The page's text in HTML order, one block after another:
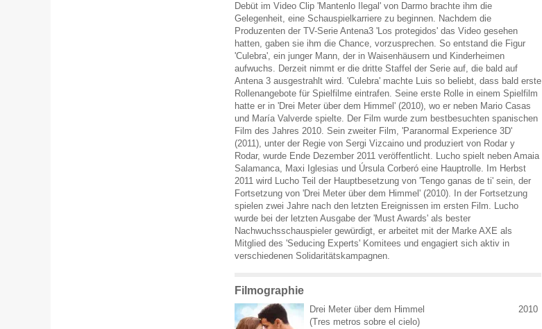
Debüt im Video Clip 'Mantenlo Ilegal' von Darmo brachte ihm die
Gelegenheit, eine Schauspielkarriere zu beginnen. Nachdem die
Produzenten der TV-Serie Antena3 'Los protegidos' das Video gesehen
hatten, gaben sie ihm die Chance, vorzusprechen. So entstand die Figur
'Culebra', ein junger Mann, der in Waisenhäusern und Kinderheimen
aufwuchs. Derzeit nimmt er die dritte Staffel der Serie auf, die bald auf
Antena 3 ausgestrahlt wird. 'Culebra' machte Luis so beliebt, dass bald erste
Rollenangebote für Spielfilme eintrafen. Seine erste Rolle in einem Spielfilm
hatte er in 'Drei Meter über dem Himmel' (2010), wo er neben Mario Casas
und María Valverde spielte. Der Film wurde zum bestbesuchten spanischen
Film des Jahres 2010. Sein zweiter Film, 'Paranormal Experience 3D'
(2011), unter der Regie von Sergi Vizcaino und produziert von Rodar y
Rodar, wurde Ende Dezember 2011 veröffentlicht. Lucho spielt neben Amaia
Salamanca, Maxi Iglesias und Úrsula Corberó eine Hauptrolle. Im Herbst
2011 wird Lucho Teil der Hauptbesetzung von 'Tengo ganas de ti' sein, der
Fortsetzung von 'Drei Meter über dem Himmel' (2010). In der Fortsetzung
spielen zwei Jahre nach den letzten Ereignissen im ersten Film. Lucho
wurde bei der letzten Ausgabe der 'Must Awards' als bester
Nachwuchsschauspieler gewürdigt, er arbeitet mit der Marke AXE als
Mitglied des 'Seducing Experts' Komitees und engagiert sich aktiv in
verschiedenen Solidaritätskampagnen.
Filmographie
Drei Meter über dem Himmel
(Tres metros sobre el cielo)
2010